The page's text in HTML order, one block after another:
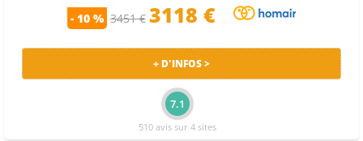
- 10 % 3451 € 3118 €
+ D'INFOS >
7.1
510 avis sur 4 sites